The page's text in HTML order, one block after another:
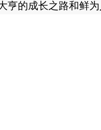
亨的成长之路和鲜